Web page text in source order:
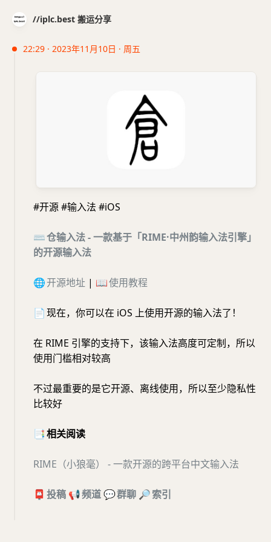
//iplc.best 搬运分享
22:29 · 2023年11月10日 · 周五
#开源 #输入法 #iOS
⌨仓输入法 - 一款基于「RIME·中州韵输入法引擎」
的开源输入法
🌐开源地址 | 📖使用教程
📄现在，你可以在 iOS 上使用开源的输入法了！
在 RIME 引擎的支持下，该输入法高度可定制，所以
使用门槛相对较高
不过最重要的是它开源、离线使用，所以至少隐私性
比较好
📑相关阅读
RIME（小狼毫） - 一款开源的跨平台中文输入法
📮 投稿 📢频道💬群聊 🔎索引